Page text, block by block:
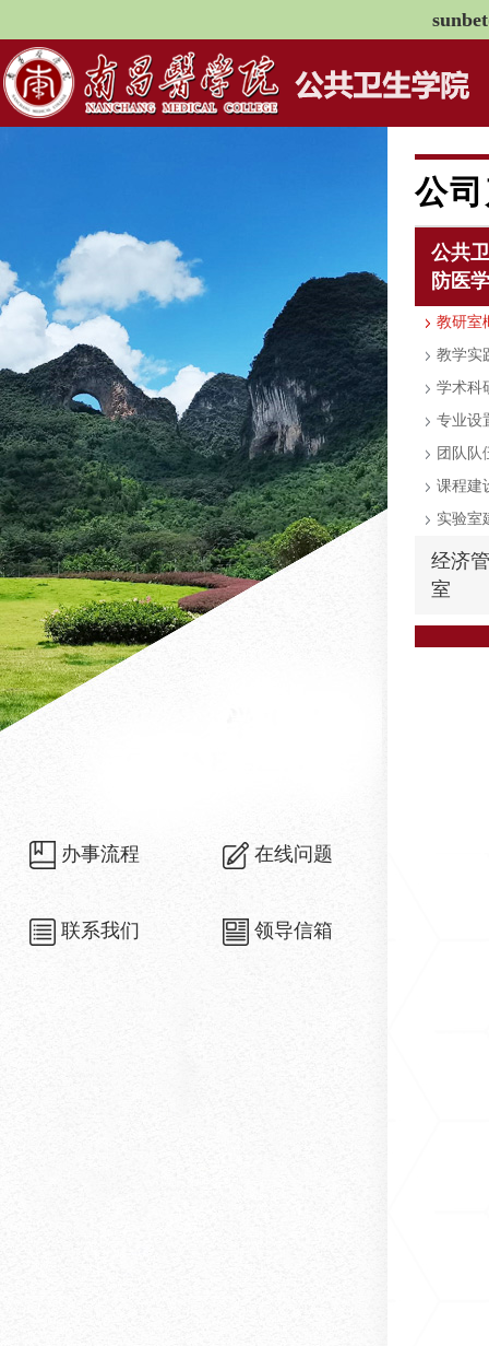
办事流程 在线问题
联系我们 领导信箱
公
公共
防医
教研室
教学实
学术科
专业设
团队队
课程建
实验室
经济
室